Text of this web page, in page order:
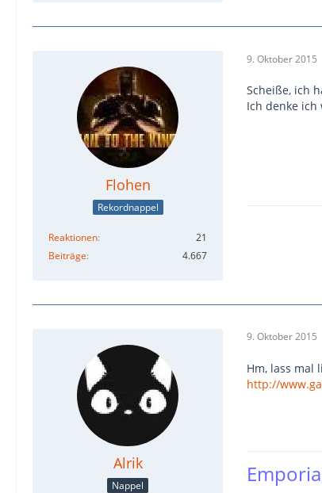
Flohen
Rekordnappel
Reaktionen
21
Beiträge
4.667
9. Oktober 2015
Scheiße, ich
Ich denke
Alrik
Nappel
9. Oktober 2015
Hm, lass mal
http://